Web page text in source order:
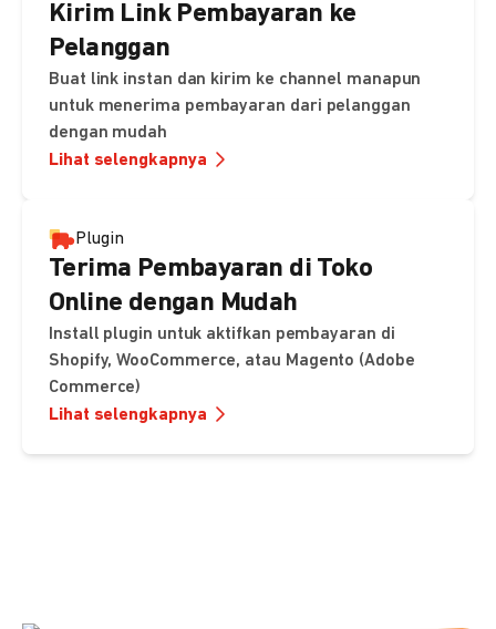
Kirim Link Pembayaran ke
Pelanggan
Buat link instan dan kirim ke channel manapun
untuk menerima pembayaran dari pelanggan
dengan mudah
Lihat selengkapnya
Plugin
Terima Pembayaran di Toko
Online dengan Mudah
Install plugin untuk aktifkan pembayaran di
Shopify, WooCommerce, atau Magento (Adobe
Commerce)
Lihat selengkapnya